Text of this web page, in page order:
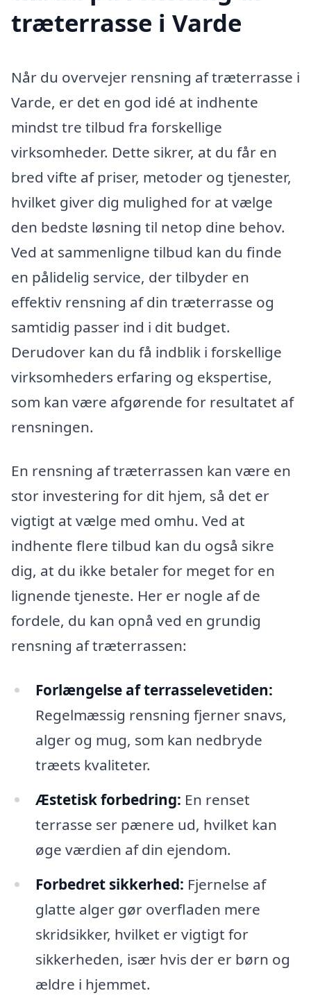
træterrasse i Varde
Når du overvejer rensning af træterrasse i
Varde, er det en god idé at indhente
mindst tre tilbud fra forskellige
virksomheder. Dette sikrer, at du får en
bred vifte af priser, metoder og tjenester,
hvilket giver dig mulighed for at vælge
den bedste løsning til netop dine behov.
Ved at sammenligne tilbud kan du finde
en pålidelig service, der tilbyder en
effektiv rensning af din træterrasse og
samtidig passer ind i dit budget.
Derudover kan du få indblik i forskellige
virksomheders erfaring og ekspertise,
som kan være afgørende for resultatet af
rensningen.
En rensning af træterrassen kan være en
stor investering for dit hjem, så det er
vigtigt at vælge med omhu. Ved at
indhente flere tilbud kan du også sikre
dig, at du ikke betaler for meget for en
lignende tjeneste. Her er nogle af de
fordele, du kan opnå ved en grundig
rensning af træterrassen:
Forlængelse af terrasselevetiden:
Regelmæssig rensning fjerner snavs,
alger og mug, som kan nedbryde
træets kvaliteter.
Æstetisk forbedring: En renset
terrasse ser pænere ud, hvilket kan
øge værdien af din ejendom.
Forbedret sikkerhed: Fjernelse af
glatte alger gør overfladen mere
skridsikker, hvilket er vigtigt for
sikkerheden, især hvis der er børn og
ældre i hjemmet.